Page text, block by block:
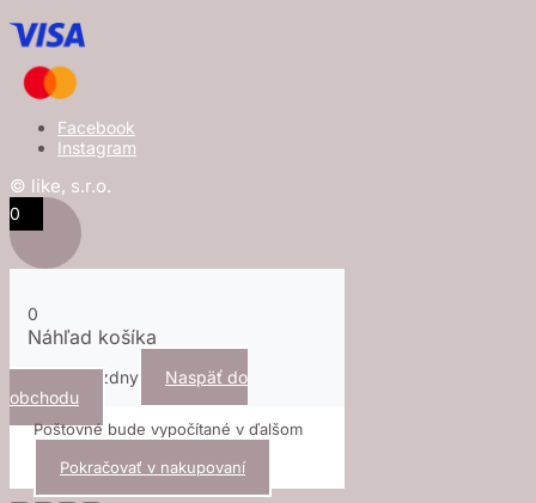
Facebook
Instagram
© like, s.r.o.
0
0
Náhľad košíka
Košík je prázdny
Naspäť do
obchodu
Poštovné bude vypočítané v ďalšom
Pokračovať v nakupovaní